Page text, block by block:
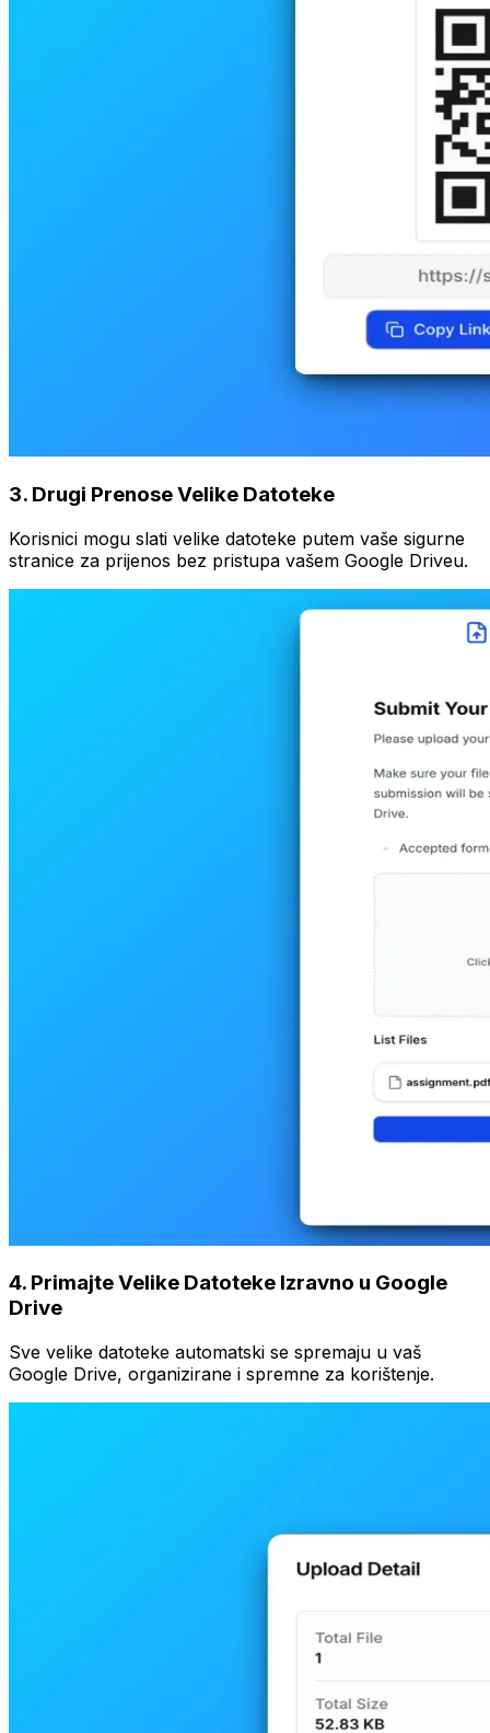
3. Drugi Prenose Velike Datoteke
Korisnici mogu slati velike datoteke putem vaše sigurne
stranice za prijenos bez pristupa vašem Google Driveu.
4. Primajte Velike Datoteke Izravno u Google
Drive
Sve velike datoteke automatski se spremaju u vaš
Google Drive, organizirane i spremne za korištenje.